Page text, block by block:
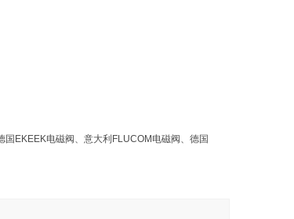
EKEEK电磁阀、意大利FLUCOM电磁阀、德国